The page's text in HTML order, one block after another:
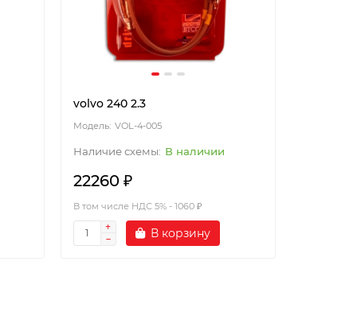
volvo 240 2.3
VOL-4-005
В наличии
22260 ₽
В том числе НДС 5% - 1060 ₽
В корзину